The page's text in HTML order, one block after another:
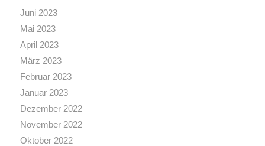
Juni 2023
Mai 2023
April 2023
März 2023
Februar 2023
Januar 2023
Dezember 2022
November 2022
Oktober 2022